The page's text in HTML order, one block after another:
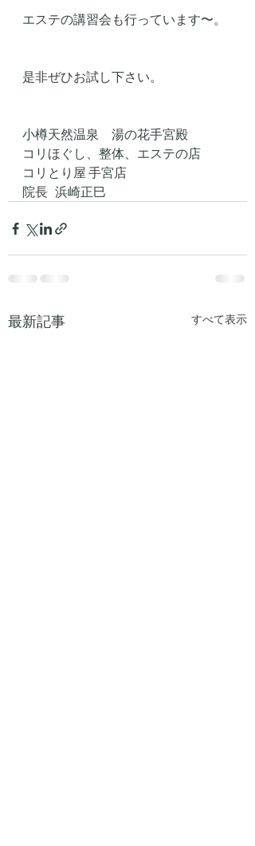
エステの講習会も行っています〜。
是非ぜひお試し下さい。
小樽天然温泉　湯の花手宮殿
コリほぐし、整体、エステの店
コリとり屋 手宮店
院長   浜崎正巳
最新記事 すべて表示